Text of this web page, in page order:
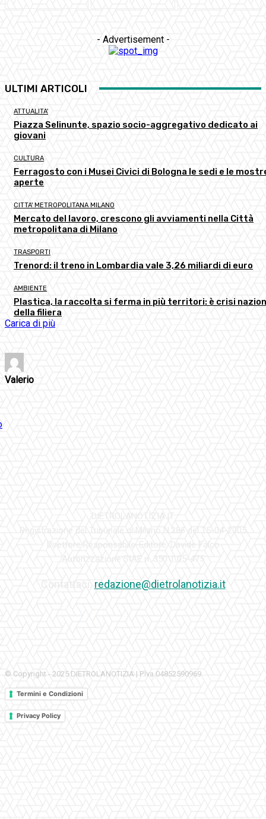
- Advertisement -
ULTIMI ARTICOLI
ATTUALITA'
Piazza Selinunte, spazio socio-aggregativo dedicato ai
giovani
CULTURA
Ferragosto con i Musei Civici di Bologna le sedi e le
aperte
CITTA' METROPOLITANA MILANO
Mercato del lavoro, crescono gli avviamenti nella Città
metropolitana di Milano
TRASPORTI
Trenord: il treno in Lombardia vale 3,26 miliardi di euro
AMBIENTE
Plastica, la raccolta si ferma in più territori: è crisi
della filiera
Carica di più
Valerio
redazione@dietrolanotizia.it
© Copyright - 2025 DIETROLANOTIZIA | P.Iva 04852590969
Termini e Condizioni
Privacy Policy